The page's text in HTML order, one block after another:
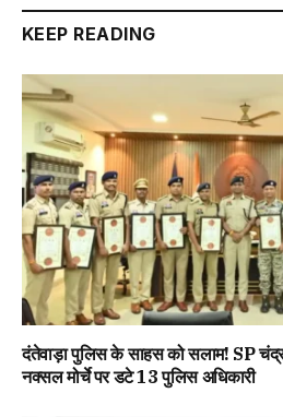
KEEP READING
दंतेवाड़ा पुलिस के साहस को सलाम! SP
नक्सल मोर्चे पर डटे 13 पुलिस अधिकारी